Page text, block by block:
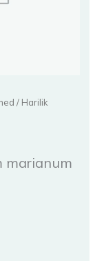
/ Harilik
marianum